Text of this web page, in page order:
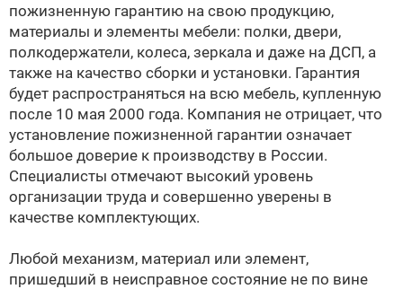
пожизненную гарантию на свою продукцию,
материалы и элементы мебели: полки, двери,
полкодержатели, колеса, зеркала и даже на ДСП, а
также на качество сборки и установки. Гарантия
будет распространяться на всю мебель, купленную
после 10 мая 2000 года. Компания не отрицает, что
установление пожизненной гарантии означает
большое доверие к производству в России.
Специалисты отмечают высокий уровень
организации труда и совершенно уверены в
качестве комплектующих.
Любой механизм, материал или элемент,
пришедший в неисправное состояние не по вине